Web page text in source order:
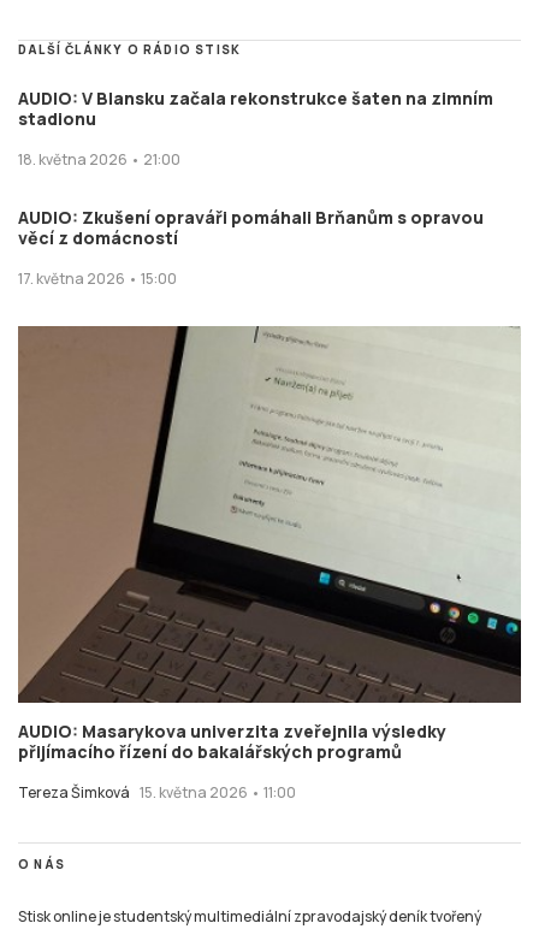
DALŠÍ ČLÁNKY O RÁDIO STISK
AUDIO: V Blansku začala rekonstrukce šaten na zimním
stadionu
18. května 2026 • 21:00
AUDIO: Zkušení opraváři pomáhali Brňanům s opravou
věcí z domácností
17. května 2026 • 15:00
AUDIO: Masarykova univerzita zveřejnila výsledky
přijímacího řízení do bakalářských programů
Tereza Šimková 15. května 2026 • 11:00
O NÁS
Stisk online je studentský multimediální zpravodajský deník tvořený